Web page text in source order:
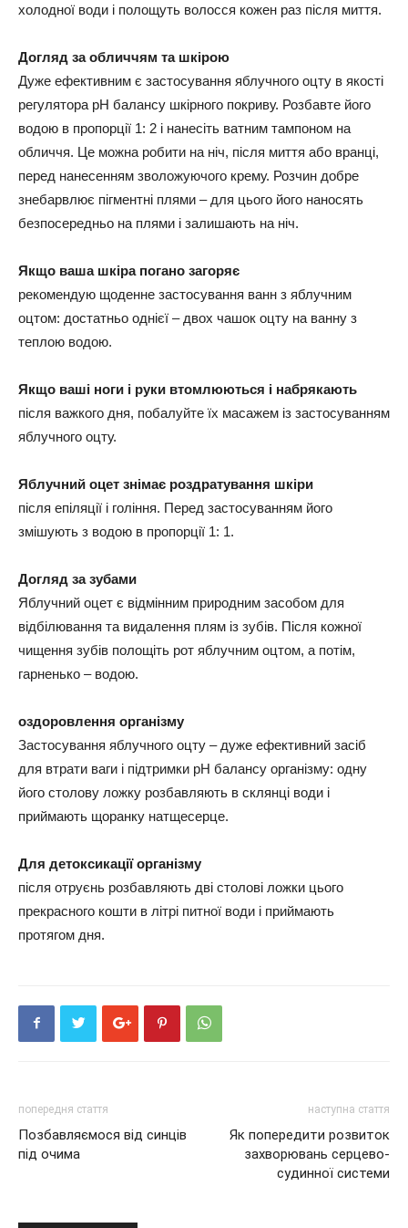
холодної води і полощуть волосся кожен раз після миття.
Догляд за обличчям та шкірою
Дуже ефективним є застосування яблучного оцту в якості
регулятора pH балансу шкірного покриву. Розбавте його
водою в пропорції 1: 2 і нанесіть ватним тампоном на
обличчя. Це можна робити на ніч, після миття або вранці,
перед нанесенням зволожуючого крему. Розчин добре
знебарвлює пігментні плями – для цього його наносять
безпосередньо на плями і залишають на ніч.
Якщо ваша шкіра погано загоряє
рекомендую щоденне застосування ванн з яблучним
оцтом: достатньо однієї – двох чашок оцту на ванну з
теплою водою.
Якщо ваші ноги і руки втомлюються і набрякають
після важкого дня, побалуйте їх масажем із застосуванням
яблучного оцту.
Яблучний оцет знімає роздратування шкіри
після епіляції і гоління. Перед застосуванням його
змішують з водою в пропорції 1: 1.
Догляд за зубами
Яблучний оцет є відмінним природним засобом для
відбілювання та видалення плям із зубів. Після кожної
чищення зубів полощіть рот яблучним оцтом, а потім,
гарненько – водою.
оздоровлення організму
Застосування яблучного оцту – дуже ефективний засіб
для втрати ваги і підтримки pH балансу організму: одну
його столову ложку розбавляють в склянці води і
приймають щоранку натщесерце.
Для детоксикації організму
після отруєнь розбавляють дві столові ложки цього
прекрасного кошти в літрі питної води і приймають
протягом дня.
попередня стаття
Позбавляємося від синців
під очима
наступна стаття
Як попередити розвиток
захворювань серцево-
судинної системи